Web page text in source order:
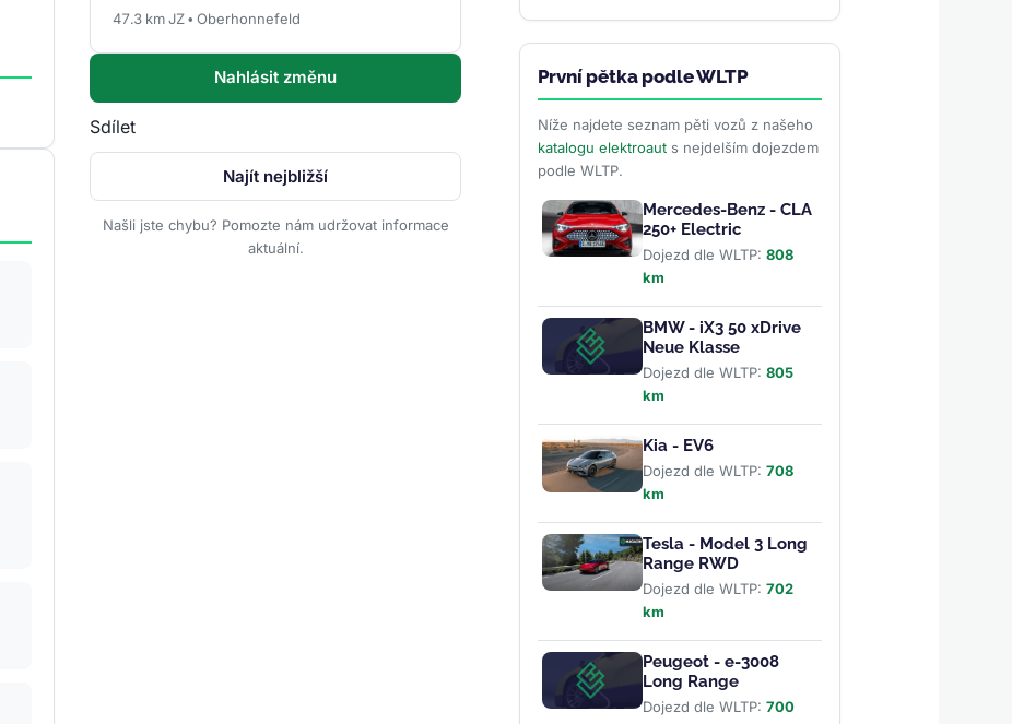
47.3 km JZ • Oberhonnefeld
Nahlásit změnu
Sdílet
Najít nejbližší
Našli jste chybu? Pomozte nám udržovat informace
aktuální.
Nvidie a Samsungu má značku
První pětka podle WLTP
Níže najdete seznam pěti vozů z našeho
katalogu elektroauts nejdelším dojezdem
podle WLTP.
Mercedes-Benz - CLA
250+ Electric
Dojezd dle WLTP: 808
km
BMW - iX3 50 xDrive
Neue Klasse
Dojezd dle WLTP: 805
km
Kia - EV6
Dojezd dle WLTP: 708
km
Tesla - Model 3 Long
Range RWD
Dojezd dle WLTP: 702
km
Peugeot - e-3008
Long Range
Dojezd dle WLTP: 700